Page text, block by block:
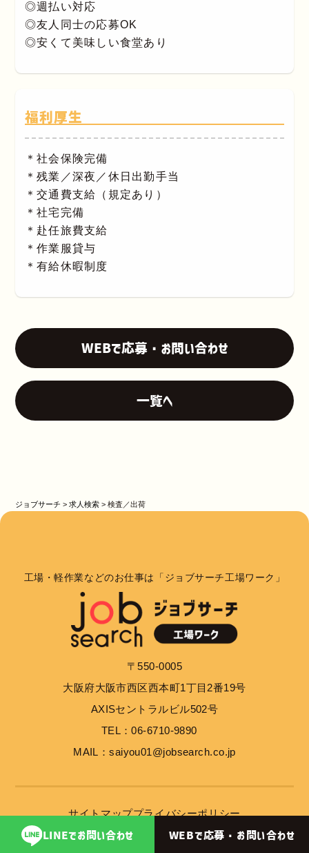
LINEで お問い合わせ
◎週払い対応
◎友人同士の応募OK
◎安くて美味しい食堂あり
福利厚生
＊社会保険完備
＊残業／深夜／休日出勤手当
＊交通費支給（規定あり）
＊社宅完備
＊赴任旅費支給
＊作業服貸与
＊有給休暇制度
WEBで応募・ お問い合わせ
WEBで応募・お問い合わせ
一覧へ
ジョブサーチ >求人検索 >検査／出荷
工場・軽作業などのお仕事は「ジョブサーチ工場ワーク」
〒550-0005
大阪府大阪市西区西本町1丁目2番19号
AXISセントラルビル502号
TEL：06-6710-9890
MAIL：saiyou01@jobsearch.co.jp
© 2023 job search inc.
サイトマッププライバシーポリシー